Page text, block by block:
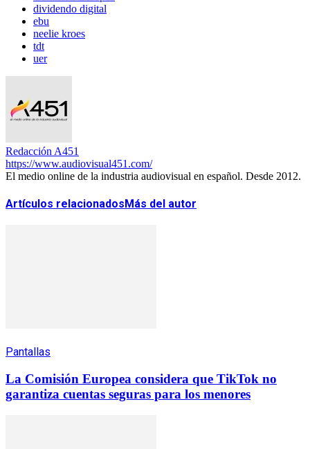
dividendo digital
ebu
neelie kroes
tdt
uer
Redacción A451
https://www.audiovisual451.com/
El medio online de la industria audiovisual en español. Desde 2012.
Artículos relacionadosMás del autor
Pantallas
La Comisión Europea considera que TikTok no
garantiza cuentas seguras para los menores